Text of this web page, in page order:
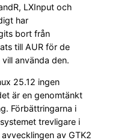
LXInput och
har
bort från
till AUR för de
använda den.
25.12 ingen
är en genomtänkt
Förbättringarna i
trevligare i
av GTK2